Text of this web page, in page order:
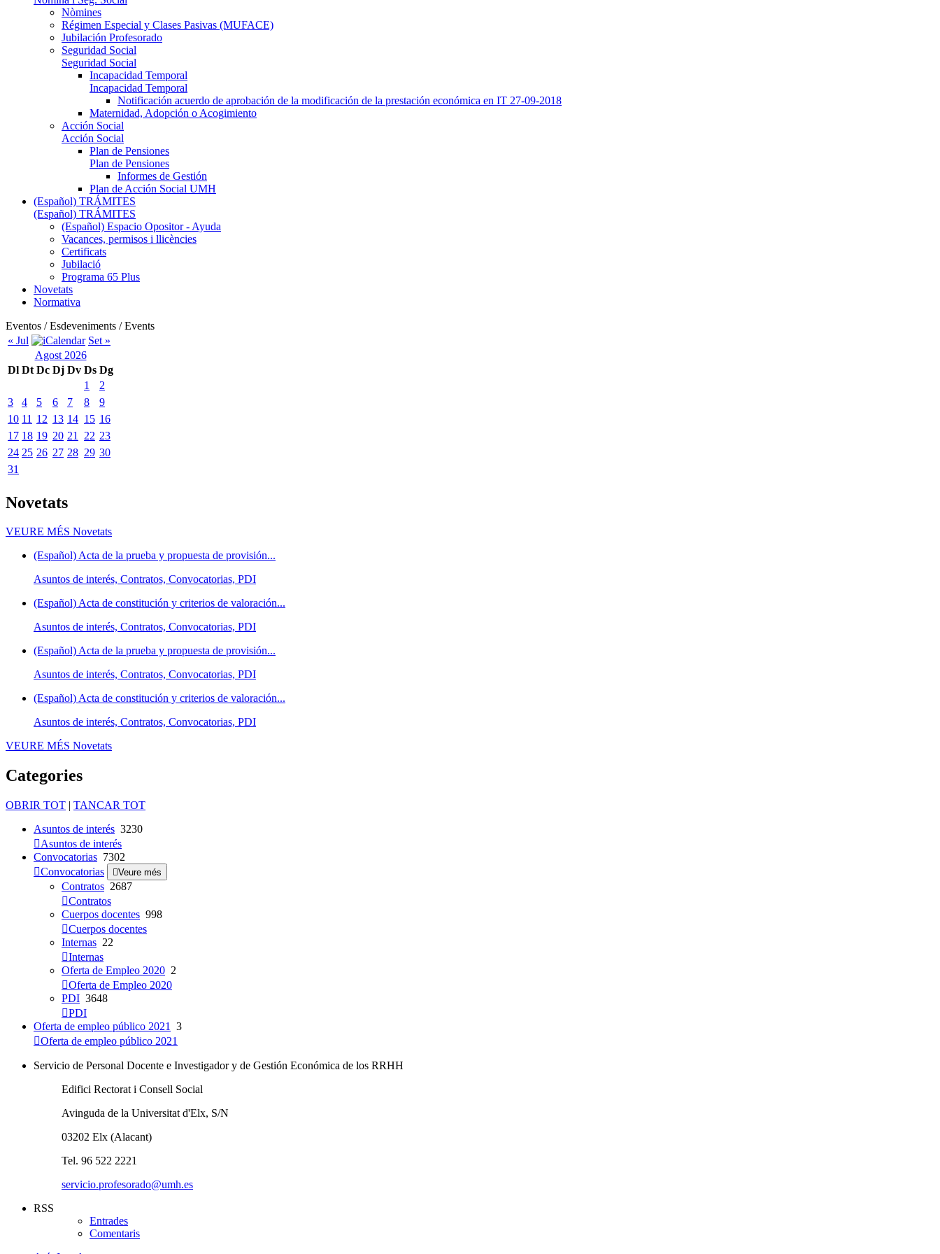
Nòmines
Régimen Especial y Clases Pasivas (MUFACE)
Jubilación Profesorado
Seguridad Social
Seguridad Social
Incapacidad Temporal
Incapacidad Temporal
Notificación acuerdo de aprobación de la modificación de la prestación económica en IT 27-09-2018
Maternidad, Adopción o Acogimiento
Acción Social
Acción Social
Plan de Pensiones
Plan de Pensiones
Informes de Gestión
Plan de Acción Social UMH
(Español) TRÁMITES
(Español) TRÁMITES
(Español) Espacio Opositor - Ayuda
Vacances, permisos i llicències
Certificats
Jubilació
Programa 65 Plus
Novetats
Normativa
Eventos / Esdeveniments / Events
« Jul
Set »
Agost 2026
Dl Dt Dc Dj Dv Ds Dg
1
2
3
4 5 6 7 8
9
10 11 12 13 14 15 16
17 18 19 20 21 22 23
24 25 26 27 28 29 30
31
Novetats
VEURE MÉS Novetats
(Español) Acta de la prueba y propuesta de provisión...
Asuntos de interés, Contratos, Convocatorias, PDI
(Español) Acta de constitución y criterios de valoración...
Asuntos de interés, Contratos, Convocatorias, PDI
(Español) Acta de la prueba y propuesta de provisión...
Asuntos de interés, Contratos, Convocatorias, PDI
(Español) Acta de constitución y criterios de valoración...
Asuntos de interés, Contratos, Convocatorias, PDI
VEURE MÉS Novetats
Categories
OBRIR TOT | TANCAR TOT
Asuntos de interés 3230
Asuntos de interés
Convocatorias 7302
Convocatorias
Veure més
Contratos 2687
Contratos
Cuerpos docentes 998
Cuerpos docentes
Internas 22
Internas
Oferta de Empleo 2020 2
Oferta de Empleo 2020
PDI 3648
PDI
Oferta de empleo público 2021
3
Oferta de empleo público 2021
Servicio de Personal Docente e Investigador y de Gestión Económica de los RRHH
Edifici Rectorat i Consell Social
Avinguda de la Universitat d'Elx, S/N
03202 Elx (Alacant)
Tel. 96 522 2221
servicio.profesorado@umh.es
RSS
Entrades
Comentaris